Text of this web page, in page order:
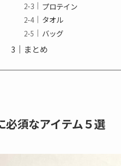
プロテイン
タオル
バッグ
まとめ
必須なアイテム５選